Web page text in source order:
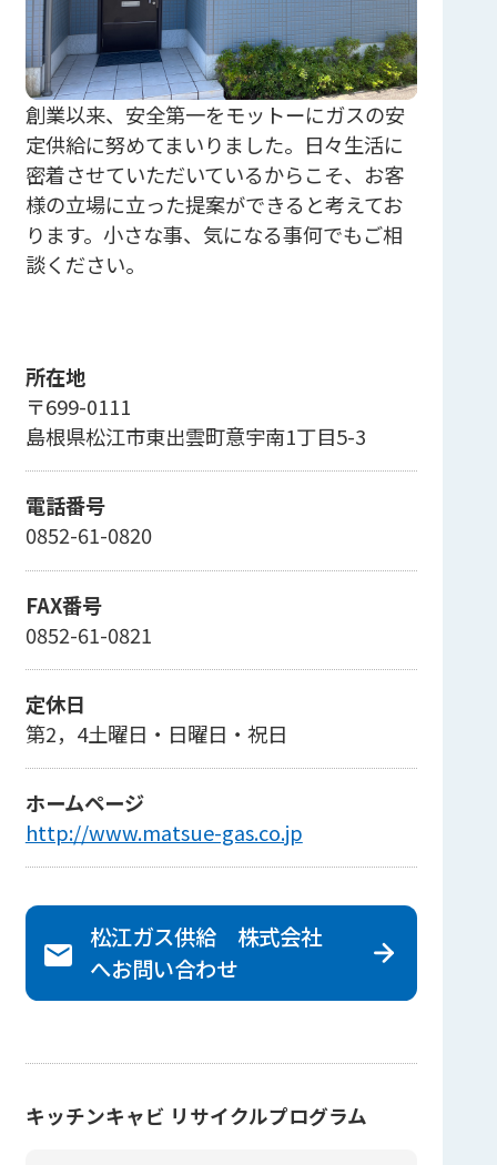
創業以来、安全第一をモットーにガスの安
定供給に努めてまいりました。日々生活に
密着させていただいているからこそ、お客
様の立場に立った提案ができると考えてお
ります。小さな事、気になる事何でもご相
談ください。
所在地
〒699-0111
島根県松江市東出雲町意宇南1丁目5-3
電話番号
0852-61-0820
FAX番号
0852-61-0821
定休日
第2，4土曜日・日曜日・祝日
ホームページ
http://www.matsue-gas.co.jp
松江ガス供給 株式会社
へお問い合わせ
キッチンキャビ リサイクルプログラム